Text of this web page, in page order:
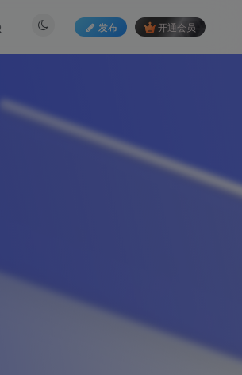
发布 开通会员